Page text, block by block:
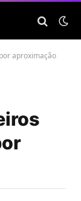
aproximação